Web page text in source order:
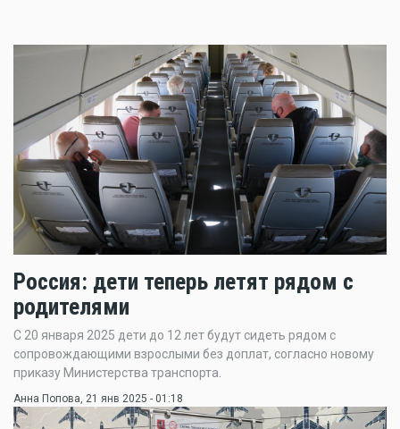
Россия: дети теперь летят рядом с
родителями
С 20 января 2025 дети до 12 лет будут сидеть рядом с
сопровождающими взрослыми без доплат, согласно новому
приказу Министерства транспорта.
Анна Попова, 21 янв 2025 - 01:18